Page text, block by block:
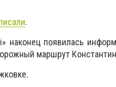
.
наконец появилась
маршрут